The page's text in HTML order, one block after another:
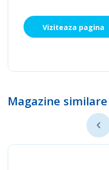
Viziteaza pagina
Magazine similare